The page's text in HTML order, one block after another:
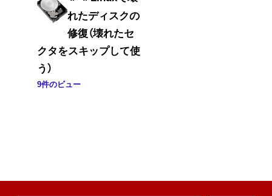
れたディスクの
修復（壊れたセ
クタをスキップして使
う）
9件のビュー